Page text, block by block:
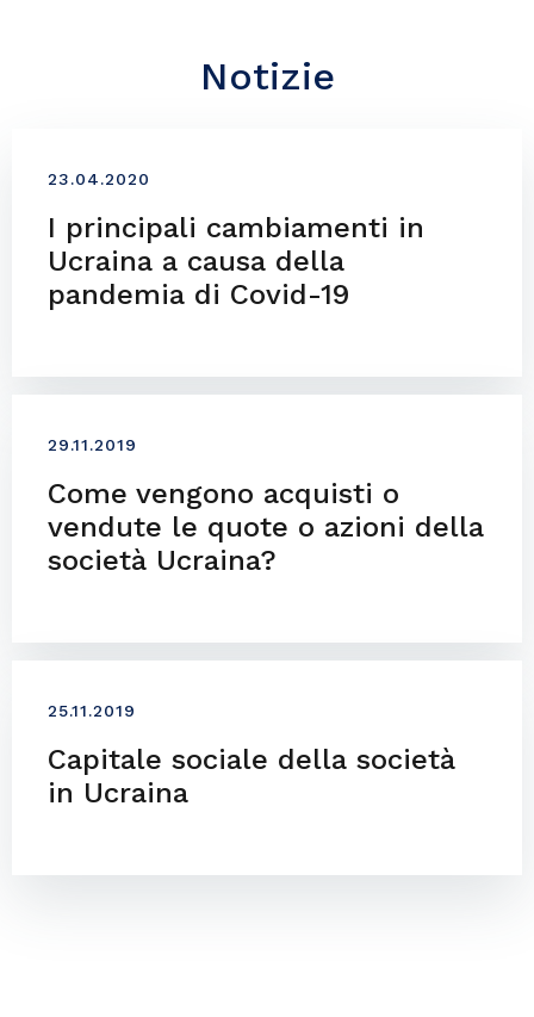
Notizie
23.04.2020
I principali cambiamenti in
Ucraina a causa della
pandemia di Covid-19
29.11.2019
Come vengono acquisti o
vendute le quote o azioni della
società Ucraina?
25.11.2019
Capitale sociale della società
in Ucraina